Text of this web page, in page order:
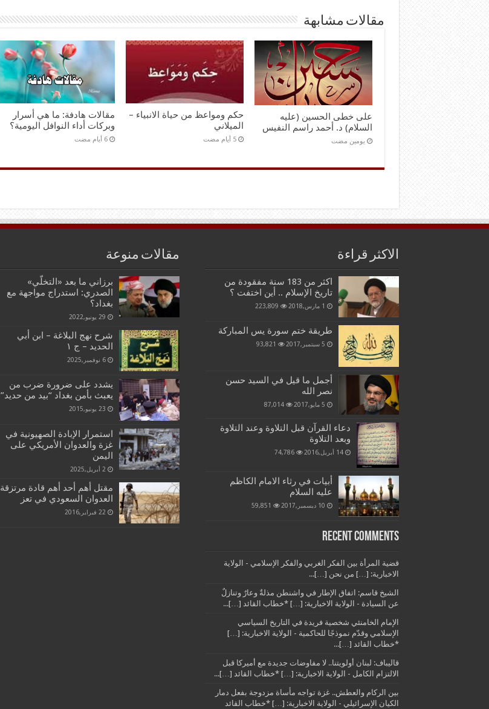
مقالات مشابهة
على خطى الحسين (عليه
السلام) د. أحمد راسم النفيس
‏يومين مضت
حكم ومواعظ من حياة الانبياء –
الميلاني
‏5 أيام مضت
مقالات هادفة: ما هي أسرار
وبركات أداء النوافل اليومية؟
‏6 أيام مضت
الاكثر قراءة
اكثر من 183 سنة مفقودة من
تاريخ الإسلام .. أين اختفت ؟
1 مارس,2018 223,809
طريقة ختم سورة يس المباركة
5 سبتمبر,2017 93,821
أجمل ما قيل في السيد حسن
نصر الله
5 مايو,2017 87,014
دعاء القرآن قبل التلاوة وعند التلاوة
وبعد التلاوة
14 أبريل,2016 74,786
أبيات في رثاء الامام الكاظم
عليه السلام
10 ديسمبر,2017 59,851
Recent Comments
قضية المرأة بين الفكر الغربي والفكر الإسلامي - الولاية
الاخبارية: […] من نحن […]...
الشيخ قاسم: اتفاق الإطار في واشنطن مذلةٌ وعارٌ وتنازلٌ
عن السيادة - الولاية الاخبارية: […] *خطاب القائد […]...
الإمام الخامنئي شخصية فريدة في التاريخ السياسي
الإسلامي وقدّم نموذجًا للحاكمية - الولاية الاخبارية: […]
*خطاب القائد […]...
قاليباف: لبنان أولويتنا.. لا مفاوضات جديدة مع أميركا قبل
الالتزام الكامل - الولاية الاخبارية: […] *خطاب القائد […]...
بين الركام والعطش.. غزة تواجه مأساة مزدوجة بفعل دمار
الكيان الإسرائيلي - الولاية الاخبارية: […] *خطاب القائد
مقالات منوعة
برزاني ما بعد «التخلّي»
الصدري: استدراج مواجهة مع
بغداد؟
29 يونيو,2022
شرح نهج البلاغة – ابن أبي
الحديد – ج ١
6 نوفمبر,2025
يشدد على ضرورة ضرب من
يعبث بأمن بغداد “بيد من حديد”
23 يونيو,2015
استمرار الإبادة الصهيونية في
غزة والعدوان الأمريكي على
اليمن
2 أبريل,2025
مقتل أهم أحد أهم قادة مرتزقة
العدوان السعودي في تعز
22 فبراير,2016